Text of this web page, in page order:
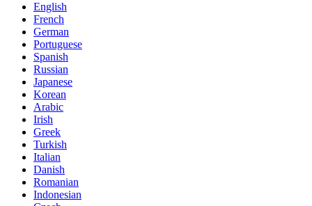
English
French
German
Portuguese
Spanish
Russian
Japanese
Korean
Arabic
Irish
Greek
Turkish
Italian
Danish
Romanian
Indonesian